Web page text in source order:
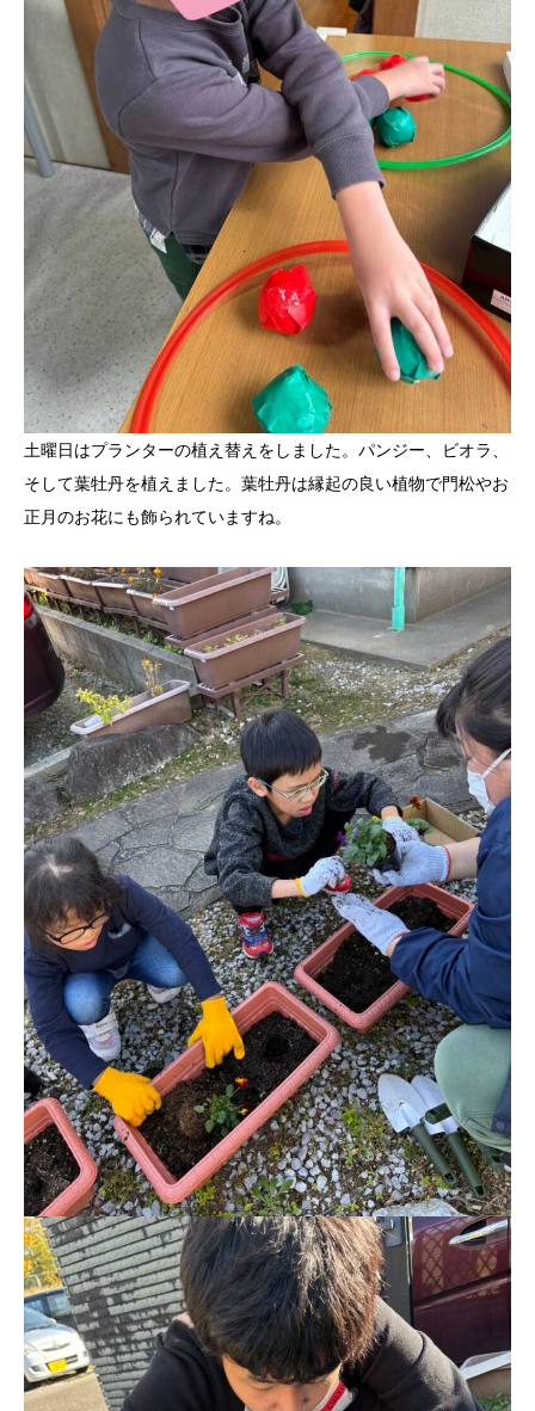
土曜日はプランターの植え替えをしました。パンジー、ビオラ、
そして葉牡丹を植えました。葉牡丹は縁起の良い植物で門松やお
正月のお花にも飾られていますね。